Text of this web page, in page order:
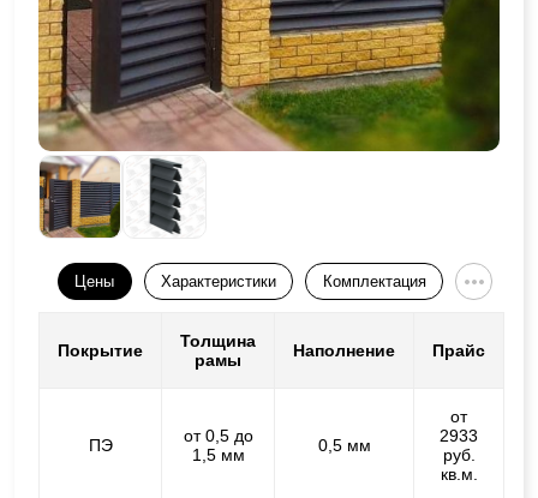
Цены Характеристики Комплектация
Покрытие
Толщина
рамы
Наполнение Прайс
ПЭ
от 0,5 до
1,5 мм
0,5 мм
от
2933
руб.
кв.м.